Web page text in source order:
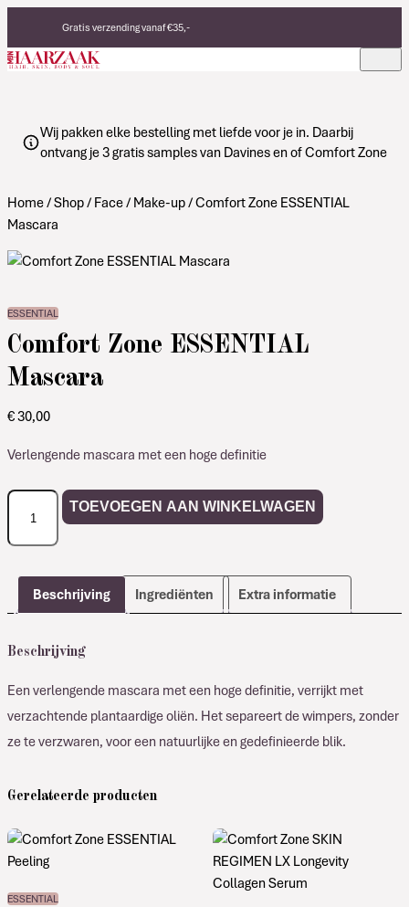
Gratis verzending vanaf €35,-
Eerlijke, duurzame producten
Made in Italy
Wij pakken elke bestelling met liefde voor je in. Daarbij
ontvang je 3 gratis samples van Davines en of Comfort Zone
Home/Shop/ Face/ Make-up/ Comfort Zone ESSENTIAL
Mascara
ESSENTIAL
Comfort Zone ESSENTIAL
Mascara
€30,00
Verlengende mascara met een hoge definitie
Comfort
Zone
ESSENTIAL
aantal
TOEVOEGEN AAN WINKELWAGEN
Beschrijving Ingrediënten Extra informatie
Beschrijving
Een verlengende mascara met een hoge definitie, verrijkt met
verzachtende plantaardige oliën. Het separeert de wimpers, zonder
ze te verzwaren, voor een natuurlijke en gedefinieerde blik.
Gerelateerde producten
ESSENTIAL